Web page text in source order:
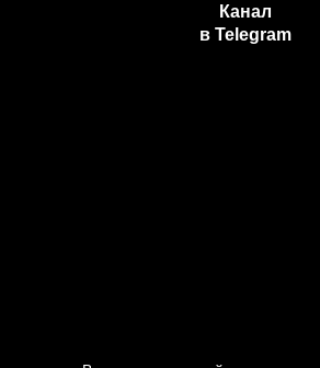
Канал
в Telegram